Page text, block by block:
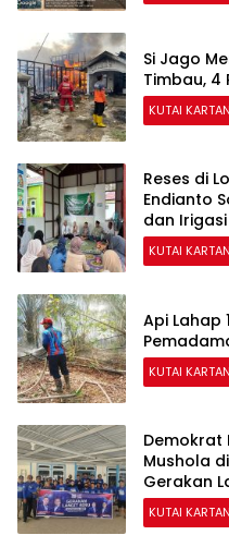
Si Jago
Timbau, 4
KUTAI
Reses di
Endianto
dan
KUTAI
Api Lahap
KUTAI
Demokrat
Mushola
Gerakan
KUTAI